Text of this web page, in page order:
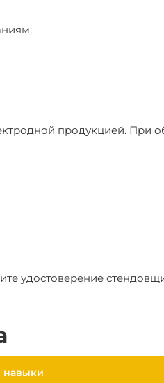
продукцией. При
удостоверение
навыки